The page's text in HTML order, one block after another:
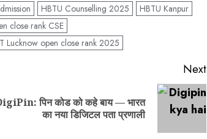
HBTU Counselling 2025
HBTU Kanpur
close rank CSE
Lucknow open close rank 2025
Next
पिन कोड को कहे बाय — भारत
का नया डिजिटल पता प्रणाली